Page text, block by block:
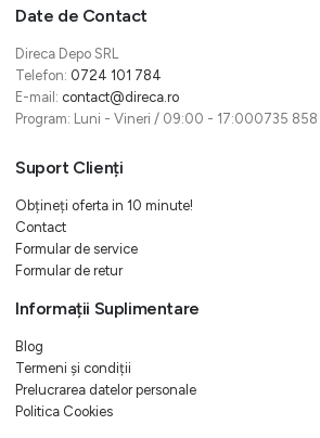
Date de Contact
Direca Depo SRL
Telefon: 0724 101 784
E-mail: contact@direca.ro
Program: Luni - Vineri / 09:00 - 17:000735
Suport Clienți
Obțineți oferta in 10 minute!
Contact
Formular de service
Formular de retur
Informații Suplimentare
Blog
Termeni și condiții
Prelucrarea datelor personale
Politica Cookies